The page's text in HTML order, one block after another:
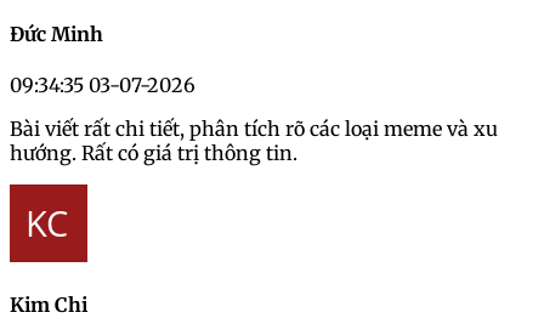
Đức Minh
09:34:35 03-07-2026
Bài viết rất chi tiết, phân tích rõ các loại meme và xu
hướng. Rất có giá trị thông tin.
Kim Chi